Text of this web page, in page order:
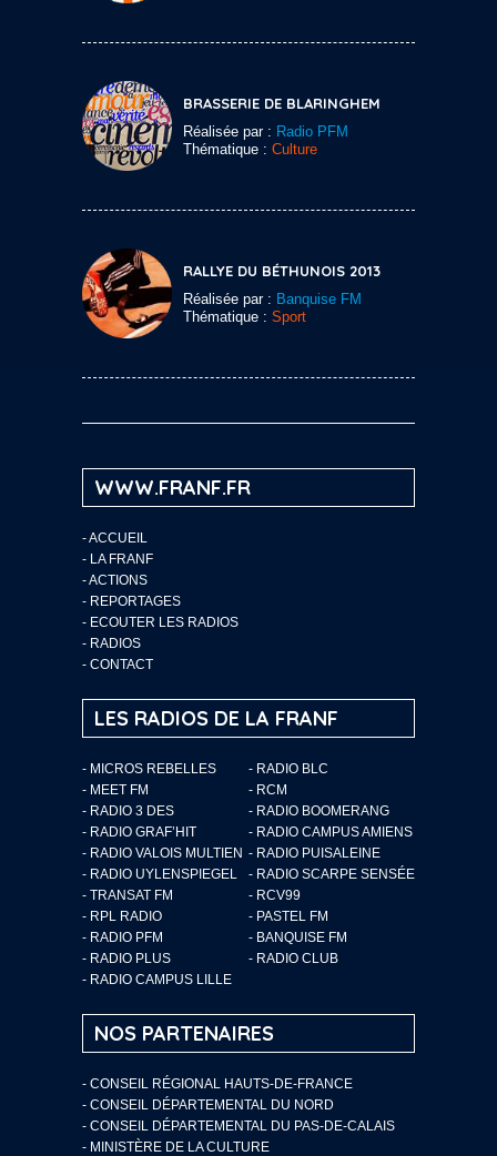
BRASSERIE DE BLARINGHEM
Réalisée par : Radio PFM
Thématique : Culture
RALLYE DU BÉTHUNOIS 2013
Réalisée par : Banquise FM
Thématique : Sport
WWW.FRANF.FR
-ACCUEIL
- LA FRANF
-ACTIONS
- REPORTAGES
- ECOUTER LES RADIOS
- RADIOS
- CONTACT
LES RADIOS DE LA FRANF
- MICROS REBELLES
- RADIO BLC
- MEET FM
- RCM
- RADIO 3 DES
- RADIO BOOMERANG
- RADIO GRAF’HIT
- RADIO CAMPUS AMIENS
- RADIO VALOIS MULTIEN - RADIO PUISALEINE
- RADIO UYLENSPIEGEL
- RADIO SCARPE SENSÉE
- TRANSAT FM
- RCV99
- RPL RADIO
- PASTEL FM
- RADIO PFM
- BANQUISE FM
- RADIO PLUS
- RADIO CLUB
- RADIO CAMPUS LILLE
NOS PARTENAIRES
- CONSEIL RÉGIONAL HAUTS-DE-FRANCE
- CONSEIL DÉPARTEMENTAL DU NORD
- CONSEIL DÉPARTEMENTAL DU PAS-DE-CALAIS
- MINISTÈRE DE LA CULTURE